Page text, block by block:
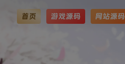
首页 游戏源码 网站源码